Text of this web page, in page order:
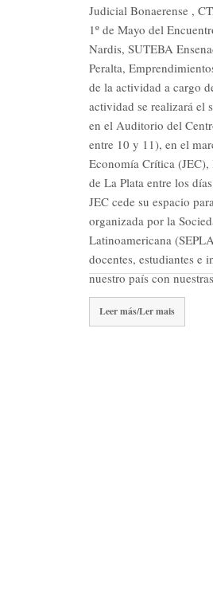
Judicial Bonaerense ,
1º de Mayo del
Nardis, SUTEBA
Peralta,
de la actividad a cargo
actividad se realizará el
en el Auditorio del
entre 10 y 11), en el
Economía Crítica (JEC),
de La Plata entre los
JEC cede su espacio
organizada por la
Latinoamericana
docentes, estudiantes e
nuestro país con
Leer más/Ler mais